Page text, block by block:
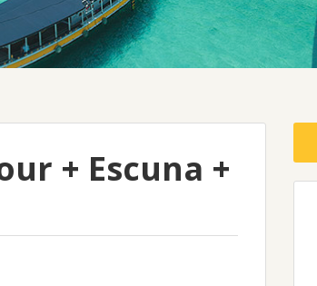
+ Escuna +